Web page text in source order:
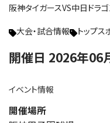
阪神タイガースVS中日ドラ
大会・試合情報
トップ
開催日 2026年06
イベント情報
開催場所